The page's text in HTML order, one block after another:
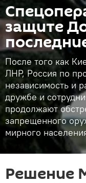
защите
После того как
ЛНР, Россия по
независимость и
дружбе и
продолжают
запрещенного
мирного
Решение